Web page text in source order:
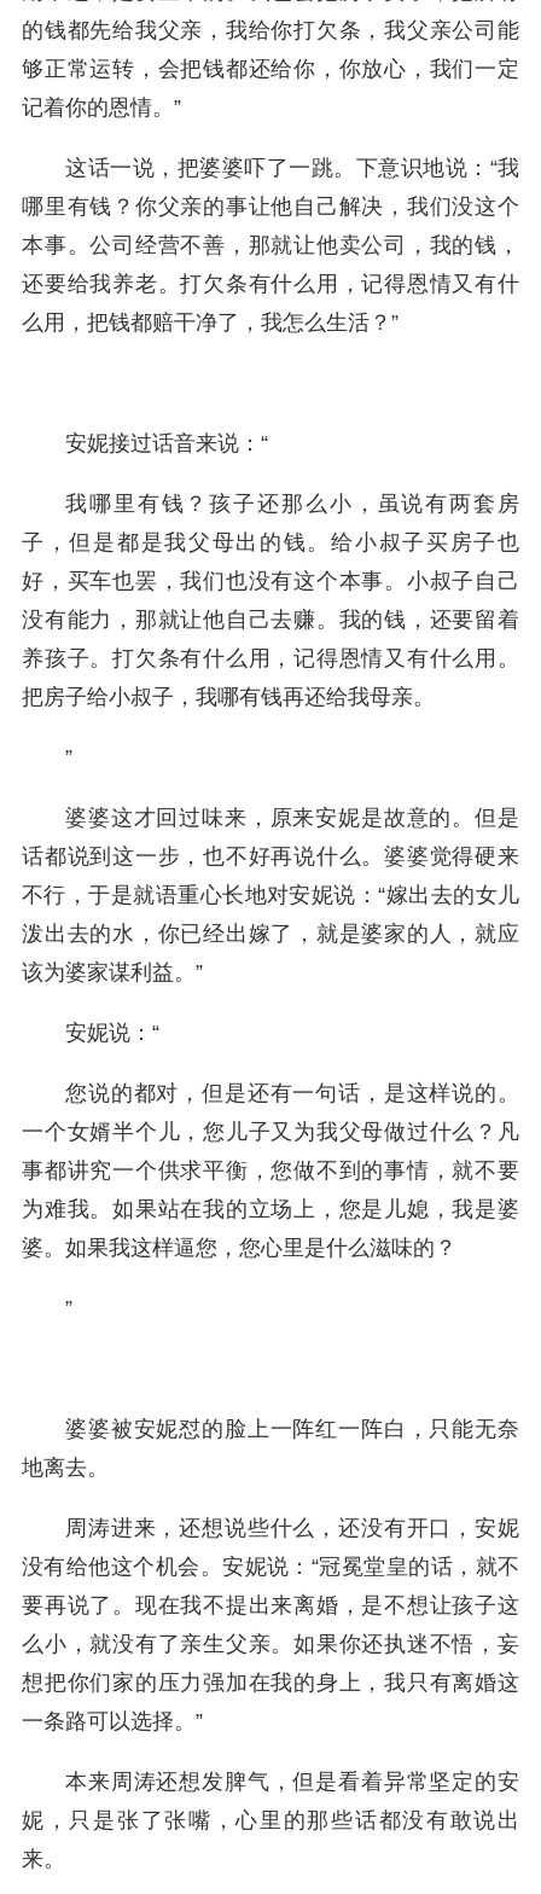
的钱都先给我父亲，我给你打欠条，我父亲公司能
够正常运转，会把钱都还给你，你放心，我们一定
记着你的恩情。”
这话一说，把婆婆吓了一跳。下意识地说：“我
哪里有钱？你父亲的事让他自己解决，我们没这个
本事。公司经营不善，那就让他卖公司，我的钱，
还要给我养老。打欠条有什么用，记得恩情又有什
么用，把钱都赔干净了，我怎么生活？”
安妮接过话音来说：“
我哪里有钱？孩子还那么小，虽说有两套房
子，但是都是我父母出的钱。给小叔子买房子也
好，买车也罢，我们也没有这个本事。小叔子自己
没有能力，那就让他自己去赚。我的钱，还要留着
养孩子。打欠条有什么用，记得恩情又有什么用。
把房子给小叔子，我哪有钱再还给我母亲。
”
婆婆这才回过味来，原来安妮是故意的。但是
话都说到这一步，也不好再说什么。婆婆觉得硬来
不行，于是就语重心长地对安妮说：“嫁出去的女儿
泼出去的水，你已经出嫁了，就是婆家的人，就应
该为婆家谋利益。”
安妮说：“
您说的都对，但是还有一句话，是这样说的。
一个女婿半个儿，您儿子又为我父母做过什么？凡
事都讲究一个供求平衡，您做不到的事情，就不要
为难我。如果站在我的立场上，您是儿媳，我是婆
婆。如果我这样逼您，您心里是什么滋味的？
”
婆婆被安妮怼的脸上一阵红一阵白，只能无奈
地离去。
周涛进来，还想说些什么，还没有开口，安妮
没有给他这个机会。安妮说：“冠冕堂皇的话，就不
要再说了。现在我不提出来离婚，是不想让孩子这
么小，就没有了亲生父亲。如果你还执迷不悟，妄
想把你们家的压力强加在我的身上，我只有离婚这
一条路可以选择。”
本来周涛还想发脾气，但是看着异常坚定的安
妮，只是张了张嘴，心里的那些话都没有敢说出
来。